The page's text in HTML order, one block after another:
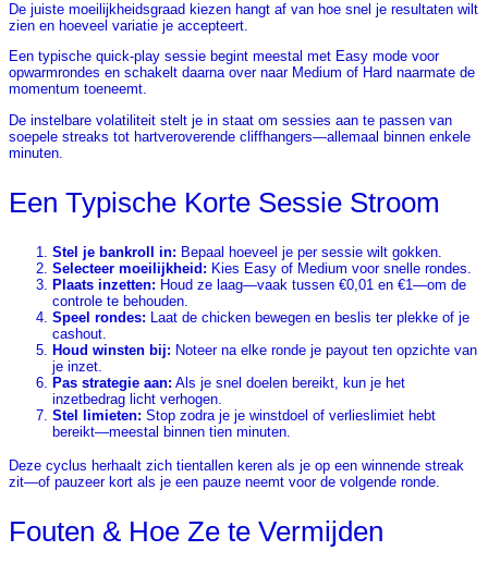
De juiste moeilijkheidsgraad kiezen hangt af van hoe snel je resultaten wilt
zien en hoeveel variatie je accepteert.
Een typische quick‑play sessie begint meestal met Easy mode voor
opwarmrondes en schakelt daarna over naar Medium of Hard naarmate de
momentum toeneemt.
De instelbare volatiliteit stelt je in staat om sessies aan te passen van
soepele streaks tot hartveroverende cliffhangers—allemaal binnen enkele
minuten.
Een Typische Korte Sessie Stroom
Stel je bankroll in: Bepaal hoeveel je per sessie wilt gokken.
Selecteer moeilijkheid: Kies Easy of Medium voor snelle rondes.
Plaats inzetten: Houd ze laag—vaak tussen €0,01 en €1—om de
controle te behouden.
Speel rondes: Laat de chicken bewegen en beslis ter plekke of je
cashout.
Houd winsten bij: Noteer na elke ronde je payout ten opzichte van
je inzet.
Pas strategie aan: Als je snel doelen bereikt, kun je het
inzetbedrag licht verhogen.
Stel limieten: Stop zodra je je winstdoel of verlieslimiet hebt
bereikt—meestal binnen tien minuten.
Deze cyclus herhaalt zich tientallen keren als je op een winnende streak
zit—of pauzeer kort als je een pauze neemt voor de volgende ronde.
Fouten & Hoe Ze te Vermijden